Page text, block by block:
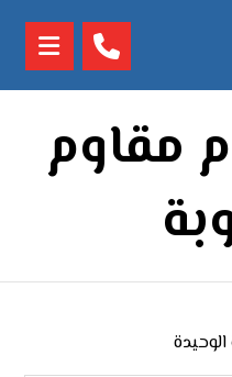
مقاوم